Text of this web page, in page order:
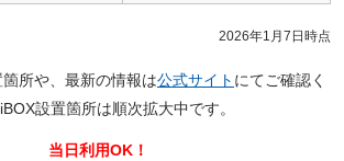
2026年1月7日時点
所や、最新の情報は公式サイト にてご確認く
設置箇所は順次拡大中です。
当日利用OK！